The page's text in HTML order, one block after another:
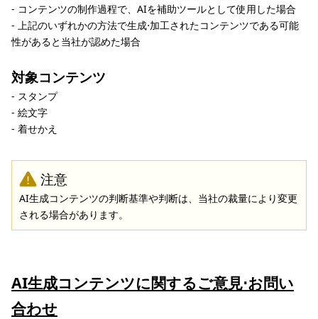
- コンテンツの制作過程で、AIを補助ツールとして使用した場合
- 上記のいずれかの方法で生成⋅加工されたコンテンツである可能
性があると当社が認めた場合
対象コンテンツ
- スタンプ
- 絵文字
- 着せかえ
注意
AI生成コンテンツの判断基準や判断は、当社の裁量により変更
される場合があります。
AI生成コンテンツに関するご意見⋅お問い
合わせ